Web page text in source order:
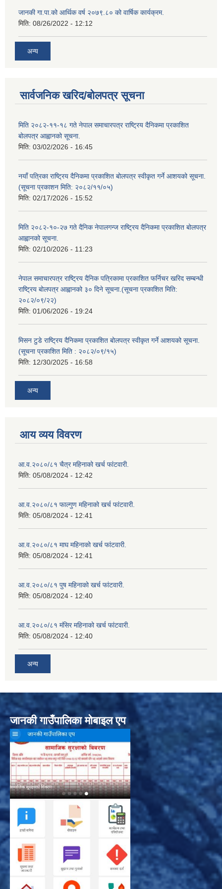
जानकी गा.पा.को आर्थिक वर्ष २०७९.८० को वार्षिक कार्यक्रम.
मिति: 08/26/2022 - 12:12
अन्य
सार्वजनिक खरिद/बोलपत्र सूचना
मिति २०८२-११-१८ गते नेपाल समाचारपत्र राष्ट्रिय दैनिकमा प्रकाशित
बोलपत्र आह्वानको सूचना.
मिति: 03/02/2026 - 16:45
नयाँ पत्रिका राष्ट्रिय दैनिकमा प्रकाशित बोलपत्र स्वीकृत गर्ने आशयको सूचना.
(सूचना प्रकाशन मिति: २०८२/११/०५)
मिति: 02/17/2026 - 15:52
मिति २०८२-१०-२७ गते दैनिक नेपालगन्ज राष्ट्रिय दैनिकमा प्रकाशित बोलपत्र
आह्वानको सूचना.
मिति: 02/10/2026 - 11:23
नेपाल समाचारपत्र राष्ट्रिय दैनिक पत्रिकामा प्रकाशित फर्निचर खरिद सम्बन्धी
राष्ट्रिय बोलपत्र आह्वानको ३० दिने सूचना.(सूचना प्रकाशित मिति:
२०८२/०९/२२)
मिति: 01/06/2026 - 19:24
मिसन टुडे राष्ट्रिय दैनिकमा प्रकाशित बोलपत्र स्वीकृत गर्ने आशयको सूचना.
(सूचना प्रकाशित मिति : २०८२/०९/१५)
मिति: 12/30/2025 - 16:58
अन्य
आय व्यय विवरण
आ.व.२०८०/८१ चैत्र महिनाको खर्च फांटवारी.
मिति: 05/08/2024 - 12:42
आ.व.२०८०/८१ फाल्गुण महिनाको खर्च फांटवारी.
मिति: 05/08/2024 - 12:41
आ.व.२०८०/८१ माघ महिनाको खर्च फांटवारी.
मिति: 05/08/2024 - 12:41
आ.व.२०८०/८१ पुष महिनाको खर्च फांटवारी.
मिति: 05/08/2024 - 12:40
आ.व.२०८०/८१ मंसिर महिनाको खर्च फांटवारी.
मिति: 05/08/2024 - 12:40
अन्य
जानकी गाउँपालिका मोबाइल एप